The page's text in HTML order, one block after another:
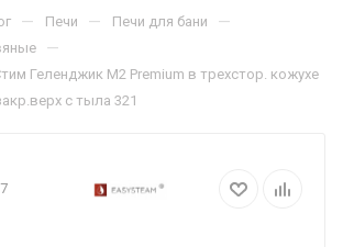
— Печи — Печи для бани —
—
Геленджик М2 Premium в трехстор. кожухе
с тыла 321